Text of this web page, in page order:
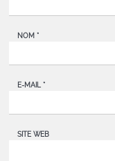
NOM *
E-MAIL *
SITE WEB